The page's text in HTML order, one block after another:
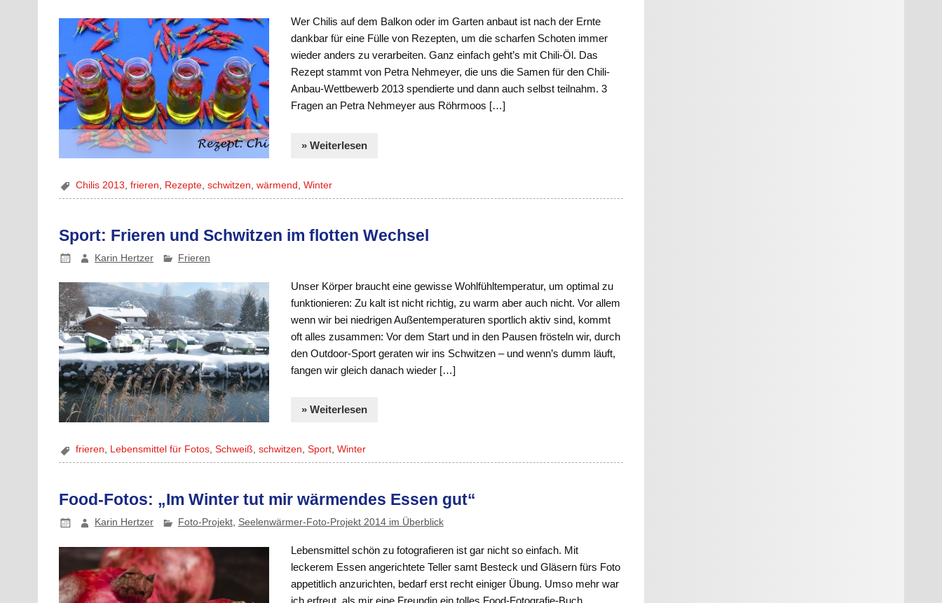
Wer Chilis auf dem Balkon oder im Garten anbaut ist nach der Ernte
dankbar für eine Fülle von Rezepten, um die scharfen Schoten immer
wieder anders zu verarbeiten. Ganz einfach geht’s mit Chili-Öl. Das
Rezept stammt von Petra Nehmeyer, die uns die Samen für den Chili-
Anbau-Wettbewerb 2013 spendierte und dann auch selbst teilnahm. 3
Fragen an Petra Nehmeyer aus Röhrmoos […]
» Weiterlesen
Chilis 2013 ,frieren Rezepte ,schwitzen ,wärmend ,Winter
Sport: Frieren und Schwitzen im flotten Wechsel
Karin Hertzer Frieren
Unser Körper braucht eine gewisse Wohlfühltemperatur, um optimal zu
funktionieren: Zu kalt ist nicht richtig, zu warm aber auch nicht. Vor allem
wenn wir bei niedrigen Außentemperaturen sportlich aktiv sind, kommt
oft alles zusammen: Vor dem Start und in den Pausen frösteln wir, durch
den Outdoor-Sport geraten wir ins Schwitzen – und wenn’s dumm läuft,
fangen wir gleich danach wieder […]
» Weiterlesen
frieren, Lebensmittel für Fotos,Schweiß,schwitzen,Sport,Winter
Food-Fotos: „Im Winter tut mir wärmendes Essen gut“
Karin Hertzer Foto-Projekt, Seelenwärmer-Foto-Projekt 2014 im Überblick
Lebensmittel schön zu fotografieren ist gar nicht so einfach. Mit
leckerem Essen angerichtete Teller samt Besteck und Gläsern fürs Foto
appetitlich anzurichten, bedarf erst recht einiger Übung. Umso mehr war